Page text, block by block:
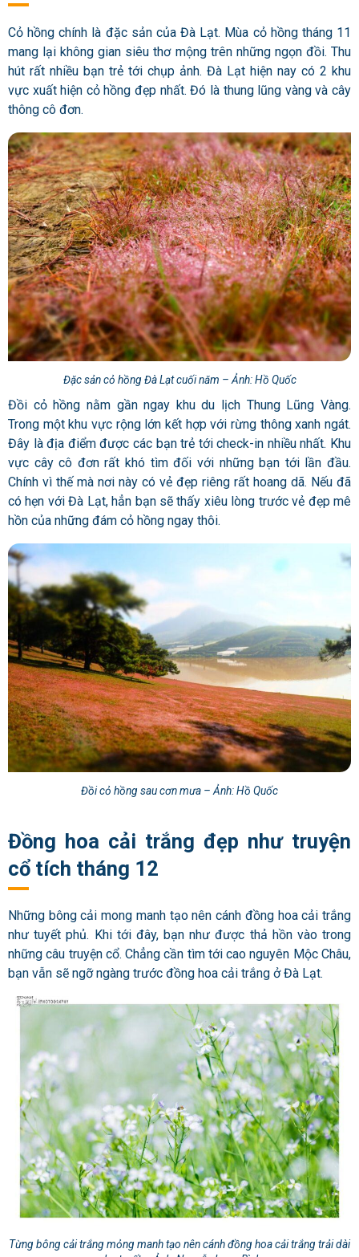
Cỏ hồng chính là đặc sản của Đà Lạt. Mùa cỏ hồng tháng 11
mang lại không gian siêu thơ mộng trên những ngọn đồi. Thu
hút rất nhiều bạn trẻ tới chụp ảnh. Đà Lạt hiện nay có 2 khu
vực xuất hiện cỏ hồng đẹp nhất. Đó là thung lũng vàng và cây
thông cô đơn.
Đặc sản cỏ hồng Đà Lạt cuối năm – Ảnh: Hồ Quốc
Đồi cỏ hồng nằm gần ngay khu du lịch Thung Lũng Vàng.
Trong một khu vực rộng lớn kết hợp với rừng thông xanh ngát.
Đây là địa điểm được các bạn trẻ tới check-in nhiều nhất. Khu
vực cây cô đơn rất khó tìm đối với những bạn tới lần đầu.
Chính vì thế mà nơi này có vẻ đẹp riêng rất hoang dã. Nếu đã
có hẹn với Đà Lạt, hẳn bạn sẽ thấy xiêu lòng trước vẻ đẹp mê
hồn của những đám cỏ hồng ngay thôi.
Đồi cỏ hồng sau cơn mưa – Ảnh: Hồ Quốc
Đồng hoa cải trắng đẹp như truyện
cổ tích tháng 12
Những bông cải mong manh tạo nên cánh đồng hoa cải trắng
như tuyết phủ. Khi tới đây, bạn như được thả hồn vào trong
những câu truyện cổ. Chẳng cần tìm tới cao nguyên Mộc Châu,
bạn vẫn sẽ ngỡ ngàng trước đồng hoa cải trắng ở Đà Lạt.
Từng bông cải trắng mỏng manh tạo nên cánh đồng hoa cải trắng trải dài